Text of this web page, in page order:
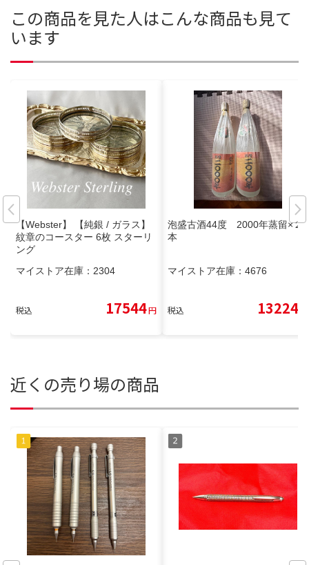
この商品を見た人はこんな商品も見て
います
【Webster】 【純銀 / ガラス】
紋章のコースター 6枚 スターリ
ング
マイストア在庫： 2304
税込 17544円
泡盛古酒44度 2000年蒸留×２
本
マイストア在庫： 4676
税込 13224
近くの売り場の商品